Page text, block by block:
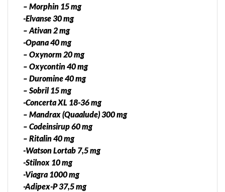
– Morphin 15 mg
-Elvanse 30 mg
– Ativan 2 mg
-Opana 40 mg
– Oxynorm 20 mg
– Oxycontin 40 mg
– Duromine 40 mg
– Sobril 15 mg
-Concerta XL 18-36 mg
– Mandrax (Quaalude) 300 mg
– Codeinsirup 60 mg
– Ritalin 40 mg
-Watson Lortab 7,5 mg
-Stilnox 10 mg
-Viagra 1000 mg
-Adipex-P 37,5 mg